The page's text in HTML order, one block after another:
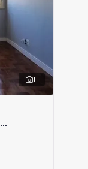
11